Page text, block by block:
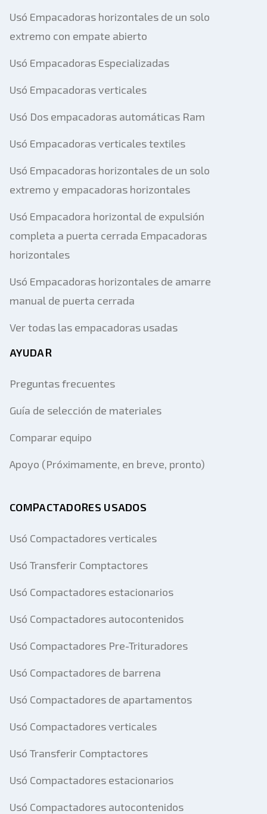
Usó Empacadoras horizontales de un solo
extremo con empate abierto
Usó Empacadoras Especializadas
Usó Empacadoras verticales
Usó Dos empacadoras automáticas Ram
Usó Empacadoras verticales textiles
Usó Empacadoras horizontales de un solo
extremo y empacadoras horizontales
Usó Empacadora horizontal de expulsión
completa a puerta cerrada Empacadoras
horizontales
Usó Empacadoras horizontales de amarre
manual de puerta cerrada
Ver todas las empacadoras usadas
AYUDAR
Preguntas frecuentes
Guía de selección de materiales
Comparar equipo
Apoyo (Próximamente, en breve, pronto)
COMPACTADORES USADOS
Usó Compactadores verticales
Usó Transferir Comptactores
Usó Compactadores estacionarios
Usó Compactadores autocontenidos
Usó Compactadores Pre-Trituradores
Usó Compactadores de barrena
Usó Compactadores de apartamentos
Usó Compactadores verticales
Usó Transferir Comptactores
Usó Compactadores estacionarios
Usó Compactadores autocontenidos